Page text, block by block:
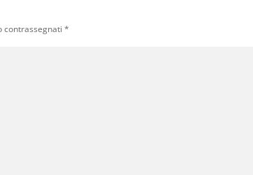
contrassegnati *